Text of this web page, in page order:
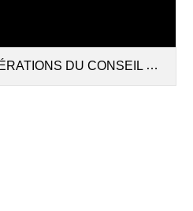
MUNICIPAL DU 30 MARS 2026.pdf